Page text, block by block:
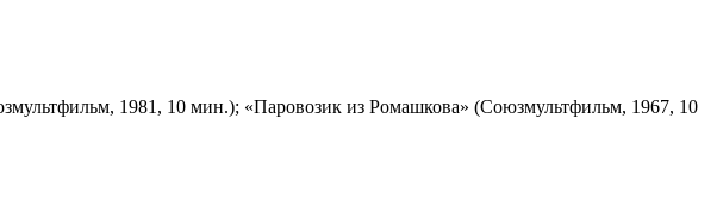
1981, 10 мин.); «Паровозик из Ромашкова» (Союзмультфильм, 1967, 10